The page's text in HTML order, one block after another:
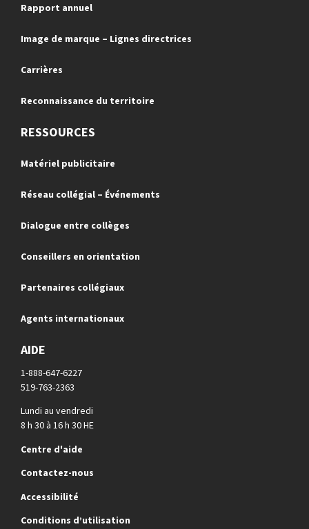
Rapport annuel
Image de marque – Lignes directrices
Carrières
Reconnaissance du territoire
RESSOURCES
Matériel publicitaire
Réseau collégial – Événements
Dialogue entre collèges
Conseillers en orientation
Partenaires collégiaux
Agents internationaux
AIDE
1-888-647-6227
519-763-2363
Lundi au vendredi
8 h 30 à 16 h 30 HE
Centre d'aide
Contactez-nous
Accessibilité
Conditions d’utilisation